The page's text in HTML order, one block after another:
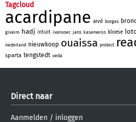
Tagcloud
acardipane aivd borges
givairo hadj intuit ivanusec jans kasanwirjo kloese
nederland nieuwkoop ouaissa protect
sparta tengstedt ueda
Direct naar
Aanmelden / inloggen